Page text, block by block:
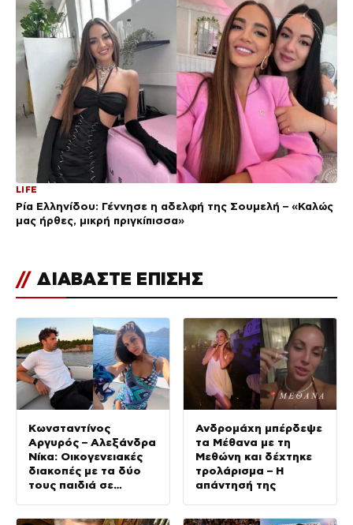
LIFE
Ρία Ελληνίδου: Γέννησε η αδελφή της Σουμελή – «Καλώς
μας ήρθες, μικρή πριγκίπισσα»
// ΔΙΑΒΑΣΤΕ ΕΠΙΣΗΣ
Κωνσταντίνος
Αργυρός – Αλεξάνδρα
Νίκα: Οικογενειακές
διακοπές με τα δύο
τους παιδιά σε
Ανδρομάχη μπέρδεψε
τα Μέθανα με τη
Μεθώνη και δέχτηκε
τρολάρισμα – Η
απάντησή της